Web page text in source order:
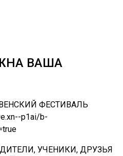
ВАША
ФЕСТИВАЛЬ
p1ai/b-
УЧЕНИКИ, ДРУЗЬЯ